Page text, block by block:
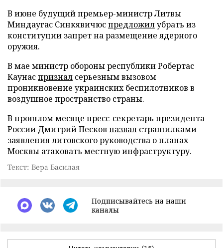
В июне будущий премьер-министр Литвы
Миндаугас Синкявичюспредложилубрать из
конституции запрет на размещение ядерного
оружия.
В мае министр обороны республики Робертас
Каунаспризнал серьезным вызовом
проникновение украинских беспилотников в
воздушное пространство страны.
В прошлом месяце пресс-секретарь президента
России Дмитрий Песков назвал страшилками
заявления литовского руководства о планах
Москвы атаковать местную инфраструктуру.
Текст: Вера Басилая
Подписывайтесь на наши
каналы